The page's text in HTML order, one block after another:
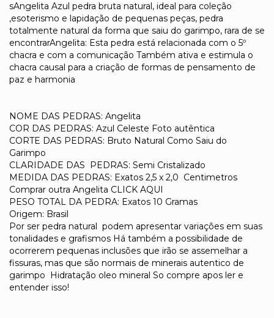
sAngelita Azul pedra bruta natural, ideal para coleção
,esoterismo e lapidação de pequenas peças, pedra
totalmente natural da forma que saiu do garimpo, rara de se
encontrarAngelita: Esta pedra está relacionada com o 5º
chacra e com a comunicação Também ativa e estimula o
chacra causal para a criação de formas de pensamento de
paz e harmonia
NOME DAS PEDRAS: Angelita
COR DAS PEDRAS: Azul Celeste Foto autêntica
CORTE DAS PEDRAS: Bruto Natural Como Saiu do
Garimpo
CLARIDADE DAS PEDRAS: Semi Cristalizado
MEDIDA DAS PEDRAS: Exatos 2,5 x 2,0 Centimetros
Comprar outra Angelita CLICK AQUI
PESO TOTAL DA PEDRA: Exatos 10 Gramas
Origem: Brasil
Por ser pedra natural podem apresentar variações em suas
tonalidades e grafismos Há também a possibilidade de
ocorrerem pequenas inclusões que irão se assemelhar a
fissuras, mas que são normais de minerais autentico de
garimpo Hidratação oleo mineral So compre apos ler e
entender isso!